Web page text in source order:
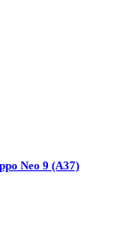
Neo 9 (A37)